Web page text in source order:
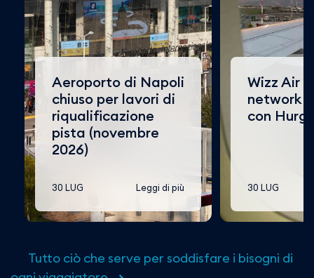
Aeroporto di Napoli
chiuso per lavori di
riqualificazione
pista (novembre
2026)
30 LUG Leggi di più
Wizz Air
network
con
30 LUG
Tutto ciò che serve per soddisfare i bisogni di